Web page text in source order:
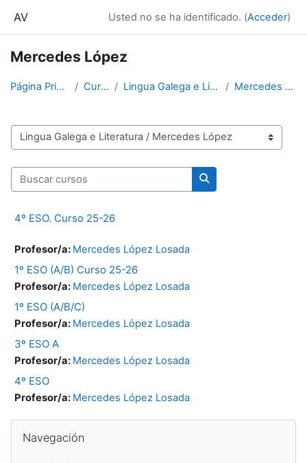
AV Usted no se ha identificado. (Acceder)
Mercedes López
Página Principal Cursos Lingua Galega e Literatura Mercedes López
Categorías
Buscar cursos
Buscar cursos
4º ESO. Curso 25-26
Profesor/a: Mercedes López Losada
1º ESO (A/B) Curso 25-26
Profesor/a: Mercedes López Losada
1º ESO (A/B/C)
Profesor/a: Mercedes López Losada
3º ESO A
Profesor/a: Mercedes López Losada
4º ESO
Profesor/a: Mercedes López Losada
Bloques
Navegación